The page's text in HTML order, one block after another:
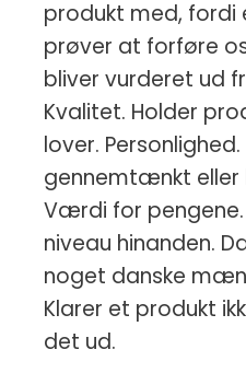
produkt med, fordi
prøver at forføre
bliver vurderet ud
Kvalitet. Holder
lover.
gennemtænkt eller
Værdi for
niveau hinanden.
noget danske
Klarer et produkt
det ud.